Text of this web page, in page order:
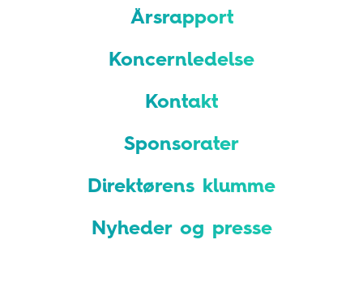
Årsrapport
Koncernledelse
Kontakt
Sponsorater
Direktørens klumme
Nyheder og presse